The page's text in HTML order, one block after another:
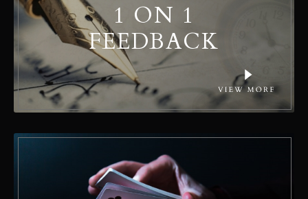
1 ON 1
FEEDBACK